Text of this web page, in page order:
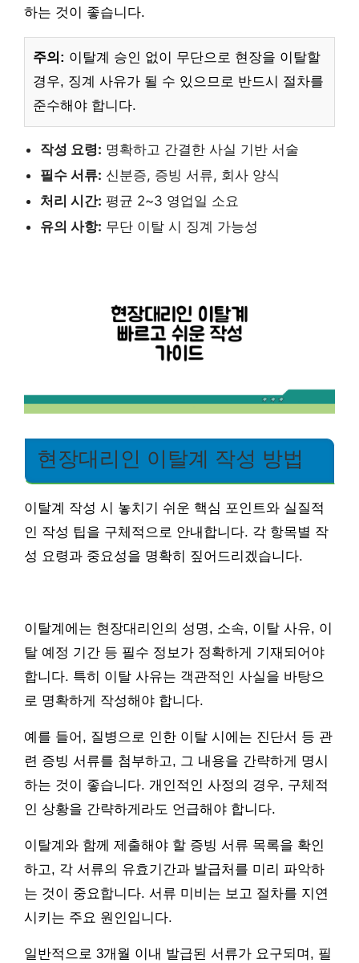
하는 것이 좋습니다.
주의: 이탈계 승인 없이 무단으로 현장을 이탈할
경우, 징계 사유가 될 수 있으므로 반드시 절차를
준수해야 합니다.
작성 요령: 명확하고 간결한 사실 기반 서술
필수 서류: 신분증, 증빙 서류, 회사 양식
처리 시간: 평균 2~3 영업일 소요
유의 사항: 무단 이탈 시 징계 가능성
현장대리인 이탈계 작성 방법
이탈계 작성 시 놓치기 쉬운 핵심 포인트와 실질적
인 작성 팁을 구체적으로 안내합니다. 각 항목별 작
성 요령과 중요성을 명확히 짚어드리겠습니다.
이탈계에는 현장대리인의 성명, 소속, 이탈 사유, 이
탈 예정 기간 등 필수 정보가 정확하게 기재되어야
합니다. 특히 이탈 사유는 객관적인 사실을 바탕으
로 명확하게 작성해야 합니다.
예를 들어, 질병으로 인한 이탈 시에는 진단서 등 관
련 증빙 서류를 첨부하고, 그 내용을 간략하게 명시
하는 것이 좋습니다. 개인적인 사정의 경우, 구체적
인 상황을 간략하게라도 언급해야 합니다.
이탈계와 함께 제출해야 할 증빙 서류 목록을 확인
하고, 각 서류의 유효기간과 발급처를 미리 파악하
는 것이 중요합니다. 서류 미비는 보고 절차를 지연
시키는 주요 원인입니다.
일반적으로 3개월 이내 발급된 서류가 요구되며, 필